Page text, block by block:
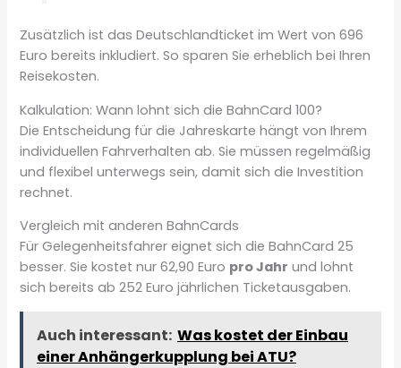
Zusätzlich ist das Deutschlandticket im Wert von 696
Euro bereits inkludiert. So sparen Sie erheblich bei Ihren
Reisekosten.
Kalkulation: Wann lohnt sich die BahnCard 100?
Die Entscheidung für die Jahreskarte hängt von Ihrem
individuellen Fahrverhalten ab. Sie müssen regelmäßig
und flexibel unterwegs sein, damit sich die Investition
rechnet.
Vergleich mit anderen BahnCards
Für Gelegenheitsfahrer eignet sich die BahnCard 25
besser. Sie kostet nur 62,90 Euro pro Jahr und lohnt
sich bereits ab 252 Euro jährlichen Ticketausgaben.
Auch interessant: Was kostet der Einbau
einer Anhängerkupplung bei ATU?